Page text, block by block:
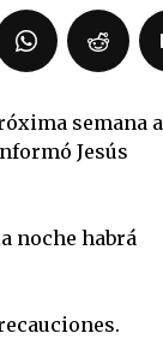
semana a
Jesús
noche habrá